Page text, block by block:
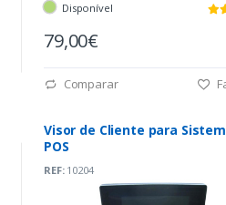
Disponível
79,00€
Comparar
Visor de Cliente para
POS
REF:10204